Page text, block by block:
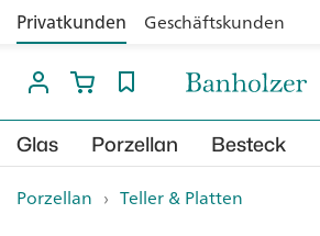
Privatkunden Geschäftskunden
Glas Porzellan Besteck
Porzellan › Teller & Platten